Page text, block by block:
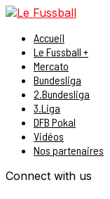
Accueil
Le Fussball +
Mercato
Bundesliga
2.Bundesliga
3.Liga
DFB Pokal
Vidéos
Nos partenaires
Connect with us